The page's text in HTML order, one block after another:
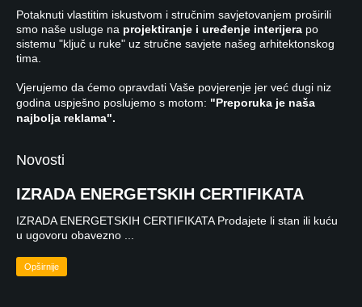
Potaknuti vlastitim iskustvom i stručnim savjetovanjem proširili
smo naše usluge na projektiranje i uređenje interijera po
sistemu "ključ u ruke" uz stručne savjete našeg arhitektonskog
tima.
Vjerujemo da ćemo opravdati Vaše povjerenje jer već dugi niz
godina uspješno poslujemo s motom: "Preporuka je naša
najbolja reklama".
Novosti
IZRADA ENERGETSKIH CERTIFIKATA
IZRADA ENERGETSKIH CERTIFIKATA Prodajete li stan ili kuću
u ugovoru obavezno ...
Opširnije